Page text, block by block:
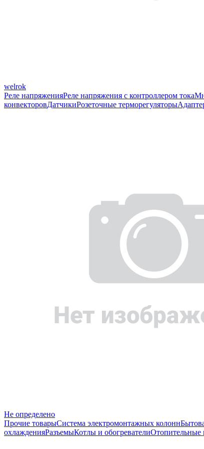
welrok
Реле напряженияРеле напряжения с контроллером тока
конвекторовДатчикиРозеточные терморегуляторы
Не определено
Прочие товарыСистема электромонтажных колонн
охлажденияРазъемыКотлы и обогревателиОтопительные